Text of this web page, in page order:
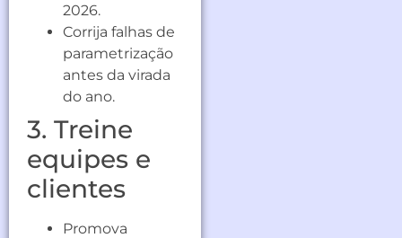
2026.
Corrija falhas de
parametrização
antes da virada
do ano.
3. Treine
equipes e
clientes
Promova